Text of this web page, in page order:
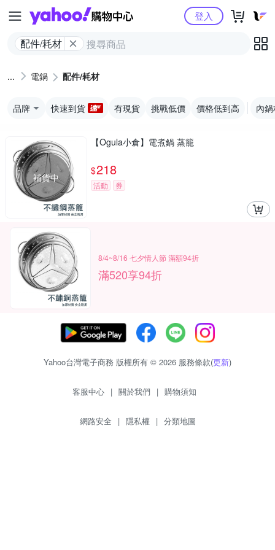
Yahoo購物中心
配件/耗材
登入
電鍋 配件/耗材
品牌 快速到貨 有現貨 挑戰低價 價格低到高 內
補貨中
【Ogula小倉】電煮鍋 蒸籠
$218
活動 券
8/4~8/16 七夕情人節 滿額94折
滿520享94折
Yahoo台灣電子商務 版權所有 © 2026 服務條款(更新)
客服中心 | 關於我們 | 購物須知
網路安全 | 隱私權 | 分類地圖